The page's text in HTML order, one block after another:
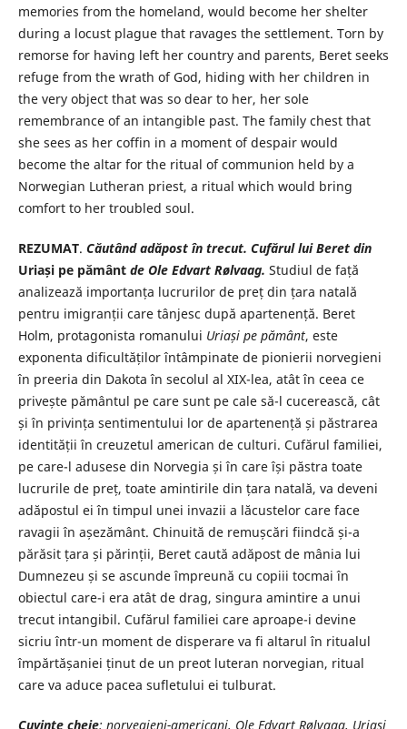
memories from the homeland, would become her shelter
during a locust plague that ravages the settlement. Torn by
remorse for having left her country and parents, Beret seeks
refuge from the wrath of God, hiding with her children in
the very object that was so dear to her, her sole
remembrance of an intangible past. The family chest that
she sees as her coffin in a moment of despair would
become the altar for the ritual of communion held by a
Norwegian Lutheran priest, a ritual which would bring
comfort to her troubled soul.
REZUMAT. Căutând adăpost în trecut. Cufărul lui Beret din
Uriași pe pământde Ole Edvart Rølvaag. Studiul de față
analizează importanța lucrurilor de preț din țara natală
pentru imigranții care tânjesc după apartenență. Beret
Holm, protagonista romanului Uriași pe pământ, este
exponenta dificultăților întâmpinate de pionierii norvegieni
în preeria din Dakota în secolul al XIX-lea, atât în ceea ce
privește pământul pe care sunt pe cale să-l cucerească, cât
și în privința sentimentului lor de apartenență și păstrarea
identității în creuzetul american de culturi. Cufărul familiei,
pe care-l adusese din Norvegia și în care își păstra toate
lucrurile de preț, toate amintirile din țara natală, va deveni
adăpostul ei în timpul unei invazii a lăcustelor care face
ravagii în așezământ. Chinuită de remușcări fiindcă și-a
părăsit țara și părinții, Beret caută adăpost de mânia lui
Dumnezeu și se ascunde împreună cu copiii tocmai în
obiectul care-i era atât de drag, singura amintire a unui
trecut intangibil. Cufărul familiei care aproape-i devine
sicriu într-un moment de disperare va fi altarul în ritualul
împărtășaniei ținut de un preot luteran norvegian, ritual
care va aduce pacea sufletului ei tulburat.
Cuvinte cheie: norvegieni-americani, Ole Edvart Rølvaag, Uriași